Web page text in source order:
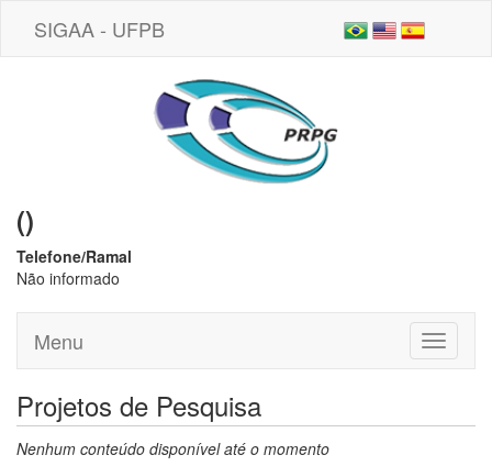
SIGAA - UFPB
()
Telefone/Ramal
Não informado
Toggle
Menu
Projetos de Pesquisa
Nenhum conteúdo disponível até o momento